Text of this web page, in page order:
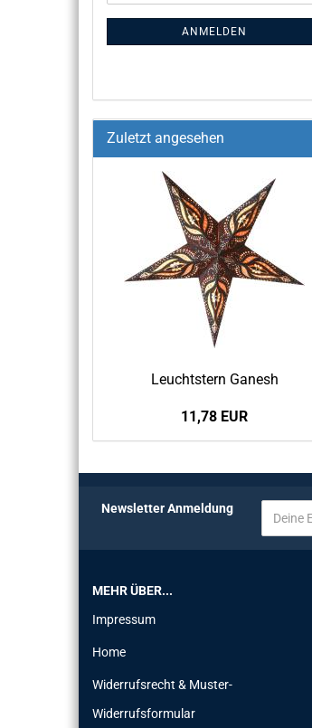
ANMELDEN
Zuletzt angesehen
Leucht­stern Ga­nesh
11,78 EUR
Newsletter Anmeldung
MEHR ÜBER...
Impressum
Home
Widerrufsrecht & Muster-
Widerrufsformular